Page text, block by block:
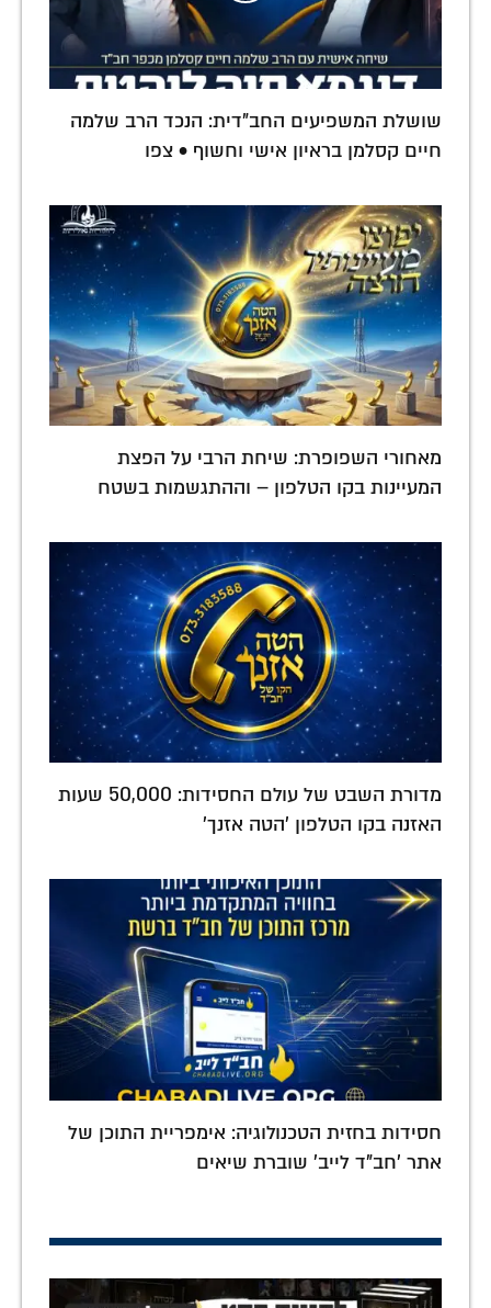
שושלת המשפיעים החב"דית: הנכד הרב שלמה
חיים קסלמן בראיון אישי וחשוף • צפו
מאחורי השפופרת: שיחת הרבי על הפצת
המעיינות בקו הטלפון – וההתגשמות בשטח
מדורת השבט של עולם החסידות: 50,000 שעות
האזנה בקו הטלפון 'הטה אזנך'
חסידות בחזית הטכנולוגיה: אימפריית התוכן של
אתר 'חב"ד לייב' שוברת שיאים